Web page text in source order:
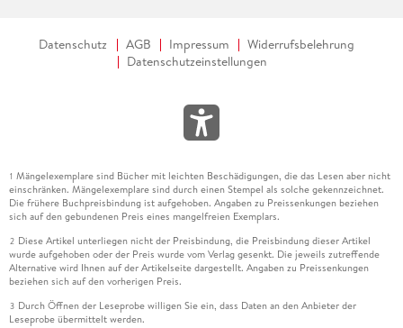
Datenschutz AGB Impressum
Widerrufsbelehrung
Datenschutzeinstellungen
1 Mängelexemplare sind Bücher mit leichten Beschädigungen, die das Lesen aber nicht
einschränken. Mängelexemplare sind durch einen Stempel als solche gekennzeichnet.
Die frühere Buchpreisbindung ist aufgehoben. Angaben zu Preissenkungen beziehen
sich auf den gebundenen Preis eines mangelfreien Exemplars.
2 Diese Artikel unterliegen nicht der Preisbindung, die Preisbindung dieser Artikel
wurde aufgehoben oder der Preis wurde vom Verlag gesenkt. Die jeweils zutreffende
Alternative wird Ihnen auf der Artikelseite dargestellt. Angaben zu Preissenkungen
beziehen sich auf den vorherigen Preis.
3 Durch Öffnen der Leseprobe willigen Sie ein, dass Daten an den Anbieter der
Leseprobe übermittelt werden.